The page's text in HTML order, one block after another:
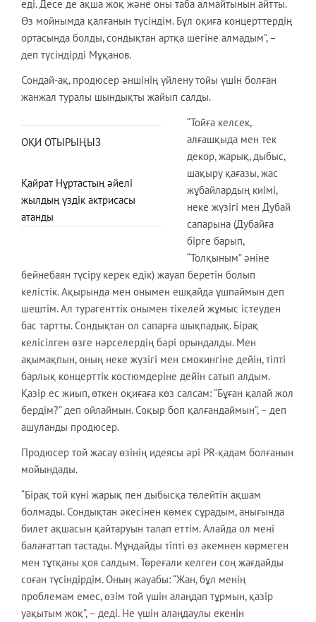
еді. Десе де ақша жоқ және оны таба алмайтынын айтты.
Өз мойнымда қалғанын түсіндім. Бұл оқиға концерттердің
ортасында болды, сондықтан артқа шегіне алмадым”, –
деп түсіндірді Мұқанов.
Сондай-ақ, продюсер әншінің үйлену тойы үшін болған
жанжал туралы шындықты жайып салды.
ОҚИ ОТЫРЫҢЫЗ
Қайрат Нұртастың әйелі
жылдың үздік актрисасы
атанды
“Тойға келсек,
алғашқыда мен тек
декор, жарық, дыбыс,
шақыру қағазы, жас
жұбайлардың киімі,
неке жүзігі мен Дубай
сапарына (Дубайға
бірге барып,
“Толқыным” әніне
бейнебаян түсіру керек едік) жауап беретін болып
келістік. Ақырында мен онымен ешқайда ұшпаймын деп
шештім. Ал турагенттік онымен тікелей жұмыс істеуден
бас тартты. Сондықтан ол сапарға шықпадық. Бірақ
келісілген өзге нәрселердің бәрі орындалды. Мен
ақымақпын, оның неке жүзігі мен смокингіне дейін, тіпті
барлық концерттік костюмдеріне дейін сатып алдым.
Қазір ес жиып, өткен оқиғаға көз салсам: “Бұған қалай жол
бердім?” деп ойлаймын. Соқыр боп қалғандаймын”, – деп
ашуланды продюсер.
Продюсер той жасау өзінің идеясы әрі PR-қадам болғанын
мойындады.
“Бірақ той күні жарық пен дыбысқа төлейтін ақшам
болмады. Сондықтан әкесінен көмек сұрадым, анығында
билет ақшасын қайтаруын талап еттім. Алайда ол мені
балағаттап тастады. Мұндайды тіпті өз әкемнен көрмеген
мен тұтқаны қоя салдым. Төреғали келген соң жағдайды
соған түсіндірдім. Оның жауабы: “Жан, бұл менің
проблемам емес, өзім той үшін алаңдап тұрмын, қазір
уақытым жоқ”, – деді. Не үшін алаңдаулы екенін